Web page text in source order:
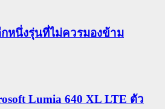
กหนึ่งรุ่นที่ไม่ควรมองข้าม
Lumia 640 XL LTE ตัว